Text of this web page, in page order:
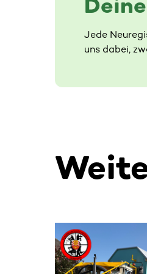
Jede
uns dabei,
Dieser Bereich